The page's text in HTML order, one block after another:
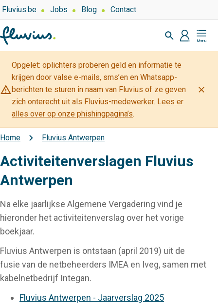
Overslaan
en
naar
de
inhoud
gaan
Top
navigation
Over
Fluvius.be Jobs Blog Contact
Zoeken
profiel
Mijn
Fluvius
warning_amber
Opgelet: oplichters proberen geld en informatie te
krijgen door valse e-mails, sms’en en Whatsapp-
berichten te sturen in naam van Fluvius of ze geven
zich onterecht uit als Fluvius-medewerker. Lees er
alles over op onze phishingpagina’s.
close
Kruimelpad
Home Fluvius Antwerpen
Activiteitenverslagen Fluvius
Antwerpen
Na elke jaarlijkse Algemene Vergadering vind je
hieronder het activiteitenverslag over het vorige
boekjaar.
Fluvius Antwerpen is ontstaan (april 2019) uit de
fusie van de netbeheerders IMEA en Iveg, samen met
kabelnetbedrijf Integan.
Fluvius Antwerpen - Jaarverslag 2025